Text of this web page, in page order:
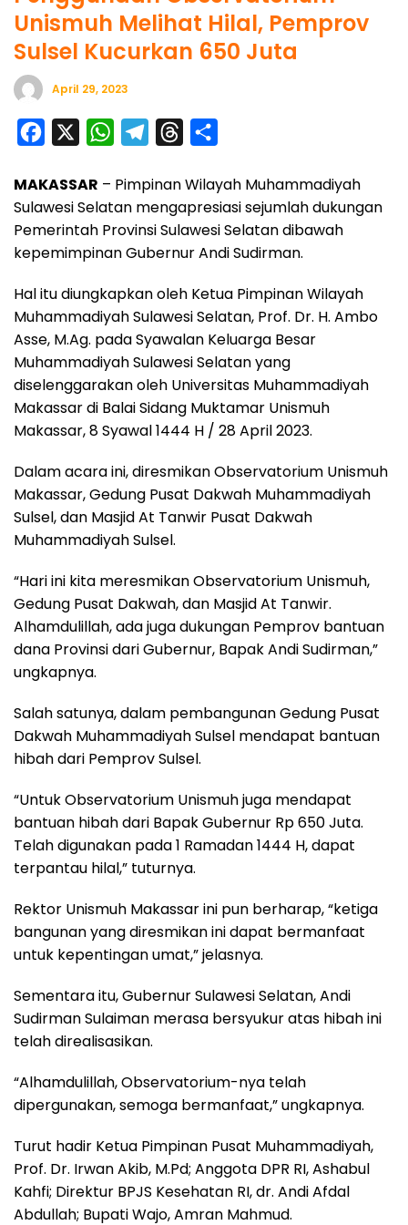
Unismuh Melihat Hilal, Pemprov
Sulsel Kucurkan 650 Juta
April 29, 2023
c
e
b
o
k
W
a
t
s
p
p
l
e
g
a
m
r
e
a
s
a
r
e
MAKASSAR – Pimpinan Wilayah Muhammadiyah
Sulawesi Selatan mengapresiasi sejumlah dukungan
Pemerintah Provinsi Sulawesi Selatan dibawah
kepemimpinan Gubernur Andi Sudirman.
Hal itu diungkapkan oleh Ketua Pimpinan Wilayah
Muhammadiyah Sulawesi Selatan, Prof. Dr. H. Ambo
Asse, M.Ag. pada Syawalan Keluarga Besar
Muhammadiyah Sulawesi Selatan yang
diselenggarakan oleh Universitas Muhammadiyah
Makassar di Balai Sidang Muktamar Unismuh
Makassar, 8 Syawal 1444 H / 28 April 2023.
Dalam acara ini, diresmikan Observatorium Unismuh
Makassar, Gedung Pusat Dakwah Muhammadiyah
Sulsel, dan Masjid At Tanwir Pusat Dakwah
Muhammadiyah Sulsel.
“Hari ini kita meresmikan Observatorium Unismuh,
Gedung Pusat Dakwah, dan Masjid At Tanwir.
Alhamdulillah, ada juga dukungan Pemprov bantuan
dana Provinsi dari Gubernur, Bapak Andi Sudirman,”
ungkapnya.
Salah satunya, dalam pembangunan Gedung Pusat
Dakwah Muhammadiyah Sulsel mendapat bantuan
hibah dari Pemprov Sulsel.
“Untuk Observatorium Unismuh juga mendapat
bantuan hibah dari Bapak Gubernur Rp 650 Juta.
Telah digunakan pada 1 Ramadan 1444 H, dapat
terpantau hilal,” tuturnya.
Rektor Unismuh Makassar ini pun berharap, “ketiga
bangunan yang diresmikan ini dapat bermanfaat
untuk kepentingan umat,” jelasnya.
Sementara itu, Gubernur Sulawesi Selatan, Andi
Sudirman Sulaiman merasa bersyukur atas hibah ini
telah direalisasikan.
“Alhamdulillah, Observatorium-nya telah
dipergunakan, semoga bermanfaat,” ungkapnya.
Turut hadir Ketua Pimpinan Pusat Muhammadiyah,
Prof. Dr. Irwan Akib, M.Pd; Anggota DPR RI, Ashabul
Kahfi; Direktur BPJS Kesehatan RI, dr. Andi Afdal
Abdullah; Bupati Wajo, Amran Mahmud.